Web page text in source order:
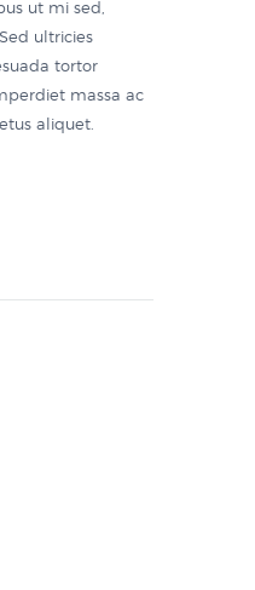
ut mi sed,
ultricies
tortor
massa ac
aliquet.